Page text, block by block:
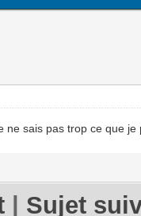
ne sais pas trop ce que
Sujet